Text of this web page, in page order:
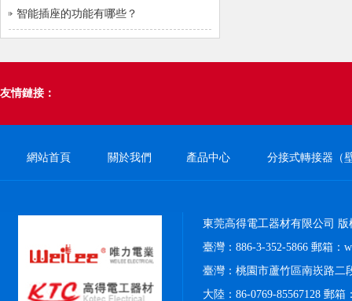
智能插座的功能有哪些？
友情鏈接：
網站首頁 關於我們 產品中心 分接式轉接器（
東莞高得電工器材有限公司
臺灣：886-3-352-5866 郵箱：
臺灣：桃園市蘆竹區南崁路二
大陸：86-0769-85567128 郵箱